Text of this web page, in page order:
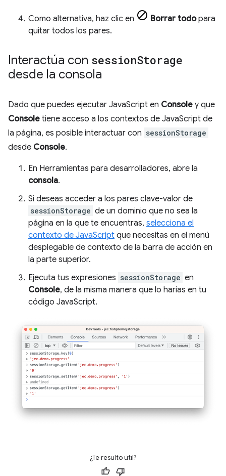
Como alternativa, haz clic en Borrar todopara
quitar todos los pares.
Interactúa con sessionStorage
desde la consola
Dado que puedes ejecutar JavaScript en Console y que
Console tiene acceso a los contextos de JavaScript de
la página, es posible interactuar con sessionStorage
desde Console.
En Herramientas para desarrolladores, abre la
consola.
Si deseas acceder a los pares clave-valor de
sessionStorage de un dominio que no sea la
página en la que te encuentras, selecciona el
contexto de JavaScript que necesitas en el menú
desplegable de contexto de la barra de acción en
la parte superior.
Ejecuta tus expresiones sessionStorage en
Console, de la misma manera que lo harías en tu
código JavaScript.
¿Te resultó útil?